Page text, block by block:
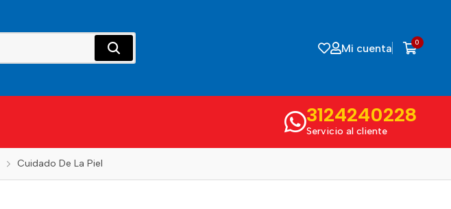
Mi cuenta 0
3124240228
Servicio al cliente
Cuidado De La Piel